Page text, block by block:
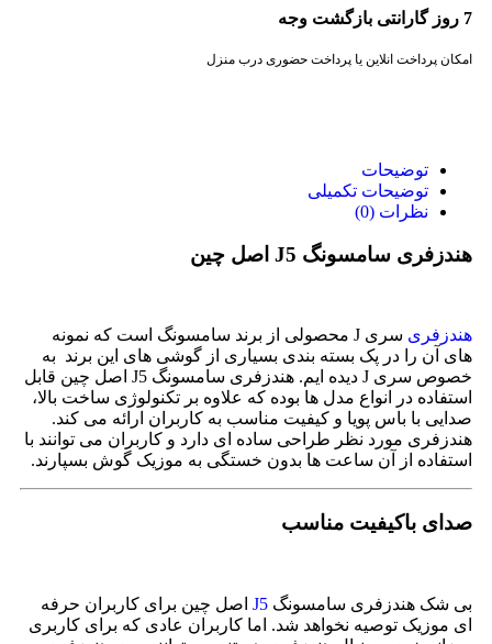
7 روز گارانتی بازگشت وجه
امکان پرداخت انلاین یا پرداخت حضوری درب منزل
توضیحات
توضیحات تکمیلی
نظرات (0)
هندزفری سامسونگ J5 اصل چین
هندزفری
سری J محصولی از برند سامسونگ است که نمونه
های آن را در پک بسته بندی بسیاری از گوشی های این برند به
خصوص سری J دیده ایم. هندزفری سامسونگ J5 اصل چین قابل
استفاده در انواع مدل ها بوده که علاوه بر تکنولوژی ساخت بالا،
صدایی با باس پویا و کیفیت مناسب به کاربران ارائه می کند.
هندزفری مورد نظر طراحی ساده ای دارد و کاربران می توانند با
استفاده از آن ساعت ها بدون خستگی به موزیک گوش بسپارند.
صدای باکیفیت مناسب
بی شک هندزفری سامسونگ J5 اصل چین برای کاربران حرفه
ای موزیک توصیه نخواهد شد. اما کاربران عادی که برای کاربری